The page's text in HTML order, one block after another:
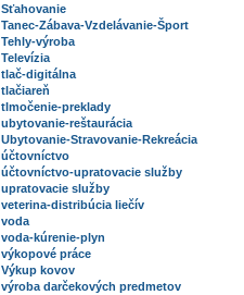
Sťahovanie
Tanec-Zábava-Vzdelávanie-Šport
Tehly-výroba
Televízia
tlač-digitálna
tlačiareň
tlmočenie-preklady
ubytovanie-reštaurácia
Ubytovanie-Stravovanie-Rekreácia
účtovníctvo
účtovníctvo-upratovacie služby
upratovacie služby
veterina-distribúcia liečív
voda
voda-kúrenie-plyn
výkopové práce
Výkup kovov
výroba darčekových predmetov